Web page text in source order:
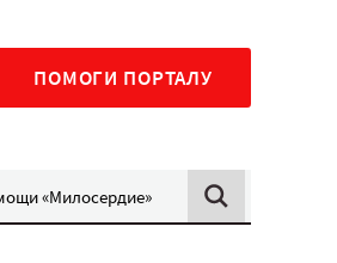
ПОМОГИ ПОРТАЛУ
«Милосердие»